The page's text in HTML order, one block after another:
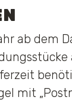
ab dem
mit